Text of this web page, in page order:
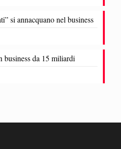
si annacquano nel business
da 15 miliardi